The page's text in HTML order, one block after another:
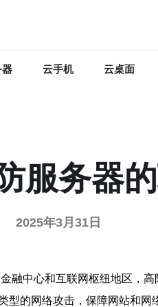
器 云手机 云桌面
服务器
2025年3月31日
中心和互联网枢纽地区，
的网络攻击，保障网站和网